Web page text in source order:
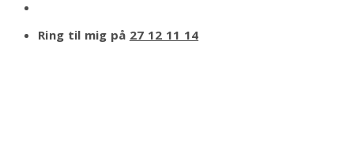
Ring til mig på 27 12 11 14